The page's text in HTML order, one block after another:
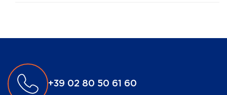
+39 02 80 50 61 60